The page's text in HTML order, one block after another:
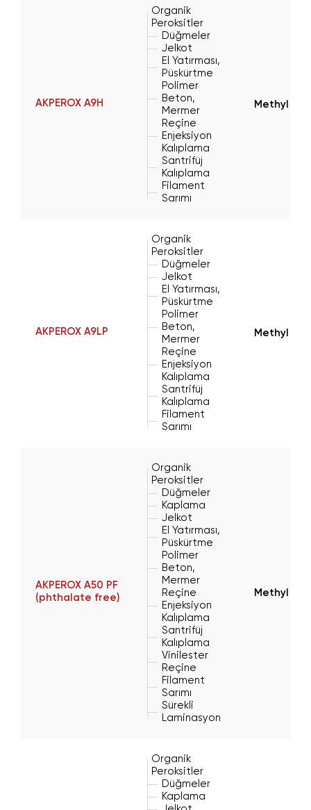
AKPEROX A9H
Organik
Peroksitler
Düğmeler
Jelkot
El Yatırması,
Püskürtme
Polimer
Beton,
Mermer
Reçine
Enjeksiyon
Kalıplama
Santrifüj
Kalıplama
Filament
Sarımı
Methyl
AKPEROX A9LP
Organik
Peroksitler
Düğmeler
Jelkot
El Yatırması,
Püskürtme
Polimer
Beton,
Mermer
Reçine
Enjeksiyon
Kalıplama
Santrifüj
Kalıplama
Filament
Sarımı
Methyl
AKPEROX A50 PF
(phthalate free)
Organik
Peroksitler
Düğmeler
Kaplama
Jelkot
El Yatırması,
Püskürtme
Polimer
Beton,
Mermer
Reçine
Enjeksiyon
Kalıplama
Santrifüj
Kalıplama
Vinilester
Reçine
Filament
Sarımı
Sürekli
Laminasyon
Methyl
Organik
Peroksitler
Düğmeler
Kaplama